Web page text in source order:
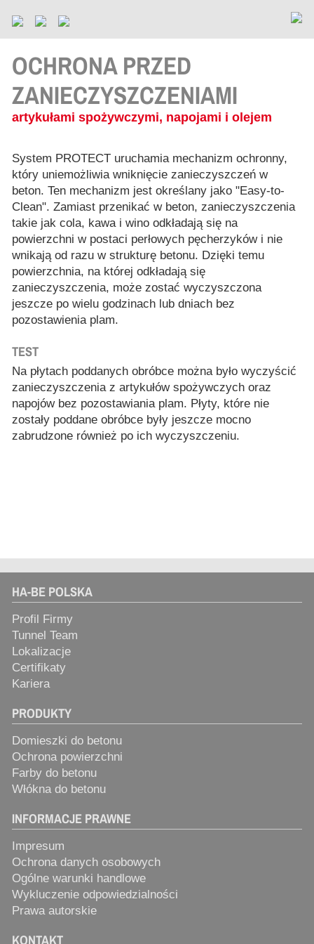
OCHRONA PRZED
ZANIECZYSZCZENIAMI
artykułami spożywczymi, napojami i olejem
System PROTECT uruchamia mechanizm ochronny,
który uniemożliwia wniknięcie zanieczyszczeń w
beton. Ten mechanizm jest określany jako "Easy-to-
Clean". Zamiast przenikać w beton, zanieczyszczenia
takie jak cola, kawa i wino odkładają się na
powierzchni w postaci perłowych pęcherzyków i nie
wnikają od razu w strukturę betonu. Dzięki temu
powierzchnia, na której odkładają się
zanieczyszczenia, może zostać wyczyszczona
jeszcze po wielu godzinach lub dniach bez
pozostawienia plam.
TEST
Na płytach poddanych obróbce można było wyczyścić
zanieczyszczenia z artykułów spożywczych oraz
napojów bez pozostawiania plam. Płyty, które nie
zostały poddane obróbce były jeszcze mocno
zabrudzone również po ich wyczyszczeniu.
HA-BE POLSKA
Profil Firmy
Tunnel Team
Lokalizacje
Certifikaty
Kariera
PRODUKTY
Domieszki do betonu
Ochrona powierzchni
Farby do betonu
Włókna do betonu
INFORMACJE PRAWNE
Impresum
Ochrona danych osobowych
Ogólne warunki handlowe
Wykluczenie odpowiedzialności
Prawa autorskie
KONTAKT